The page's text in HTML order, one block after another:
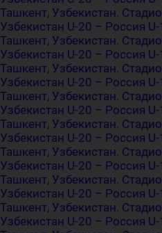
Ташкент, Узбекистан.
Узбекистан U-20 – Россия
Ташкент, Узбекистан.
Узбекистан U-20 – Россия
Ташкент, Узбекистан.
Узбекистан U-20 – Россия
Ташкент, Узбекистан.
Узбекистан U-20 – Россия
Ташкент, Узбекистан.
Узбекистан U-20 – Россия
Ташкент, Узбекистан.
Узбекистан U-20 – Россия
Ташкент, Узбекистан.
Узбекистан U-20 – Россия
Ташкент, Узбекистан.
Узбекистан U-20 – Россия